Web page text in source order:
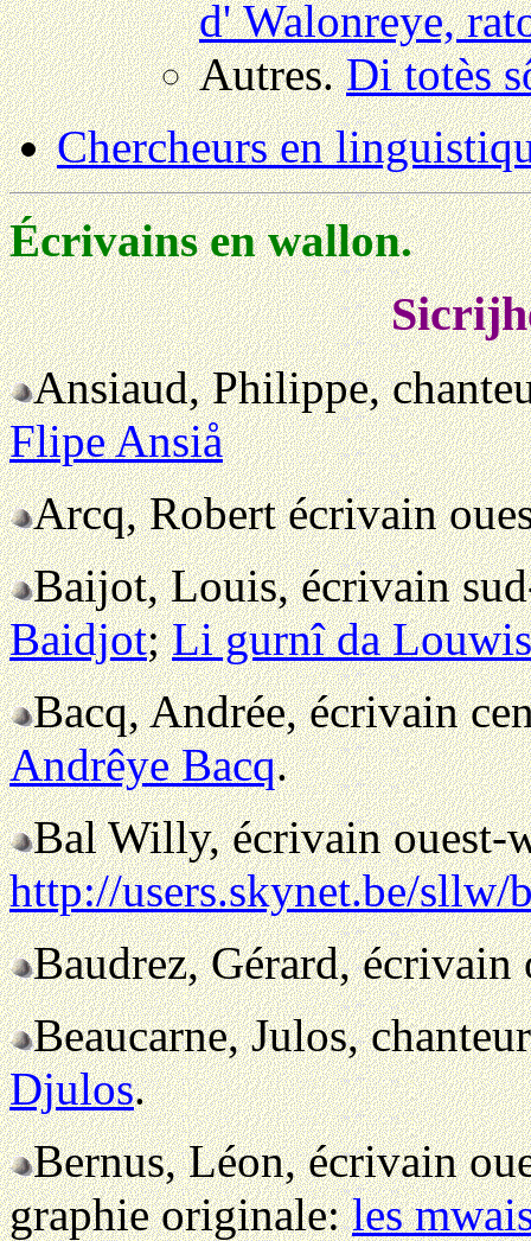
d' Walonreye,
Autres.Di totès
Chercheurs en
Écrivains en wallon.
Ansiaud, Philippe,
Flipe Ansiå
Arcq, Robert écrivain
Baijot, Louis, écrivain
Baidjot;Li gurnî da
Bacq, Andrée, écrivain
Andrêye Bacq.
Bal Willy, écrivain
http://users.skynet.be/sllw/
Baudrez, Gérard,
Beaucarne, Julos,
Djulos.
Bernus, Léon, écrivain
graphie originale:les